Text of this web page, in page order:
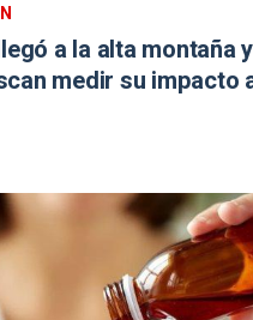
a la alta montaña y
medir su impacto